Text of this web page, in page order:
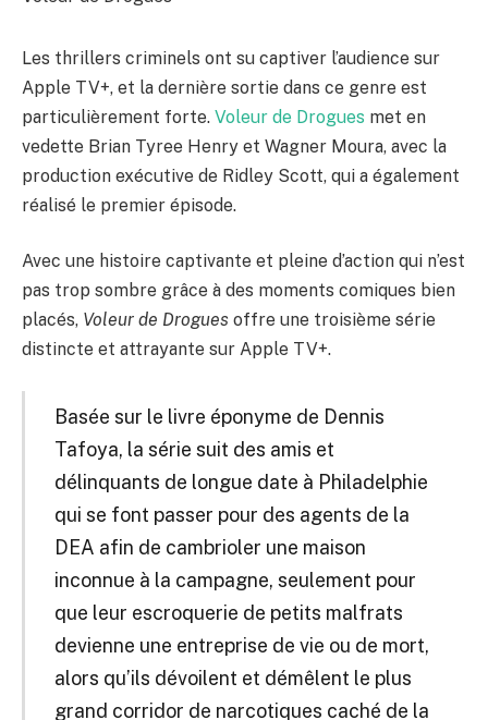
Les thrillers criminels ont su captiver l’audience sur
Apple TV+, et la dernière sortie dans ce genre est
particulièrement forte. Voleur de Drogues met en
vedette Brian Tyree Henry et Wagner Moura, avec la
production exécutive de Ridley Scott, qui a également
réalisé le premier épisode.
Avec une histoire captivante et pleine d’action qui n’est
pas trop sombre grâce à des moments comiques bien
placés, Voleur de Drogues offre une troisième série
distincte et attrayante sur Apple TV+.
Basée sur le livre éponyme de Dennis
Tafoya, la série suit des amis et
délinquants de longue date à Philadelphie
qui se font passer pour des agents de la
DEA afin de cambrioler une maison
inconnue à la campagne, seulement pour
que leur escroquerie de petits malfrats
devienne une entreprise de vie ou de mort,
alors qu’ils dévoilent et démêlent le plus
grand corridor de narcotiques caché de la